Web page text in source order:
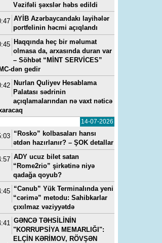
Vəzifəli şəxslər həbs edildi
AYİB Azərbaycandakı layihələr
portfelinin həcmi açıqlandı
Haqqında heç bir məlumat
olmasa da, arxasında duran var
– Söhbət “MİNT SERVİCES”
dən gedir
Nurlan Quliyev Hesablama
Palatası sədrinin
açıqlamalarından nə vaxt nəticə
14-07-2026
“Rosko” kolbasaları hansı
ətdən hazırlanır? – ŞOK detallar
ADY ucuz bilet satan
“Rome2rio” şirkətinə niyə
qadağa qoyub?
“Cənub” Yük Terminalında yeni
“cərimə” metodu: Sahibkarlar
çıxılmaz vəziyyətdə
GƏNCƏ TƏHSİLİNİN
"KORRUPSİYA MEMARLIĞI":
ELÇİN KƏRİMOV, RÖVŞƏN